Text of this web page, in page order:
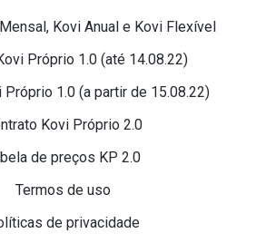
Kovi Anual e Kovi Flexível
Próprio 1.0 (até 14.08.22)
Próprio 1.0 (a partir de 15.08.22)
Kovi Próprio 2.0
de preços KP 2.0
Termos de uso
de privacidade